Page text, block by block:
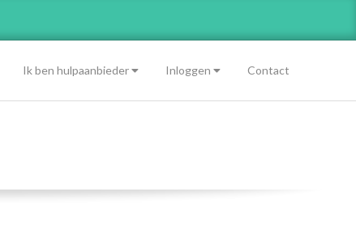
Ik ben hulpaanbieder Inloggen Contact